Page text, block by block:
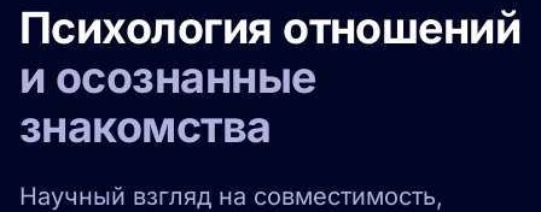
Психология отношений
и осознанные
знакомства
Научный взгляд на совместимость,